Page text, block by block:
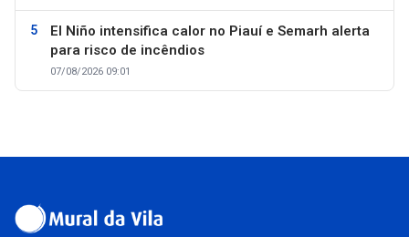
El Niño intensifica calor no Piauí e Semarh alerta
para risco de incêndios
07/08/2026 09:01